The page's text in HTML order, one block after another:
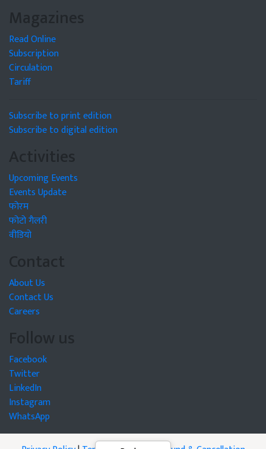
Magazines
Read Online
Subscription
Circulation
Tariff
Subscribe to print edition
Subscribe to digital edition
Activities
Upcoming Events
Events Update
फोरम
फोटो गैलरी
वीडियो
Contact
About Us
Contact Us
Careers
Follow us
Facebook
Twitter
LinkedIn
Instagram
WhatsApp